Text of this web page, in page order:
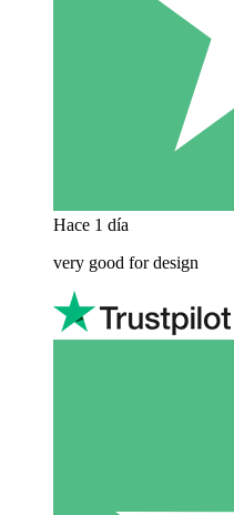
Hace 1 día
very good for design